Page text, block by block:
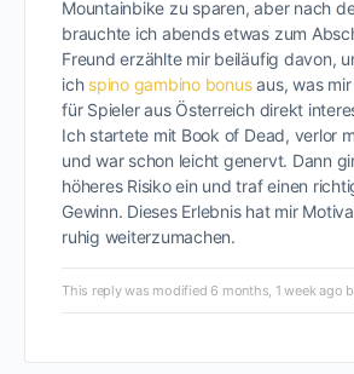
Mountainbike zu sparen, aber nach
brauchte ich abends etwas zum
Freund erzählte mir beiläufig davon,
ich spino gambino bonusaus, was
für Spieler aus Österreich direkt
Ich startete mit Book of Dead, verlor
und war schon leicht genervt. Dann
höheres Risiko ein und traf einen
Gewinn. Dieses Erlebnis hat mir
ruhig weiterzumachen.
This reply was modified 6 months, 1 week ago